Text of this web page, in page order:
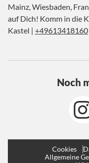
Mainz, Wiesbaden,
auf Dich! Komm in die
Kastel | +49613418160
Noch
Cookies
Allgemeine